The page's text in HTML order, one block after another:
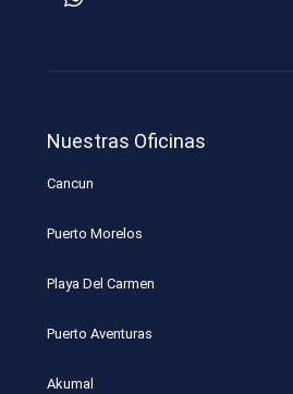
Nuestras Oficinas
Cancun
Puerto Morelos
Playa Del Carmen
Puerto Aventuras
Akumal